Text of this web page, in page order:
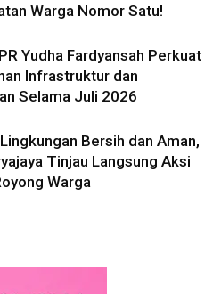
Warga Nomor Satu!
Yudha Fardyansah Perkuat
Infrastruktur dan
Selama Juli 2026
Bersih dan Aman,
Tinjau Langsung Aksi
Warga